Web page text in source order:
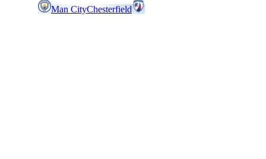
Man CityChesterfield